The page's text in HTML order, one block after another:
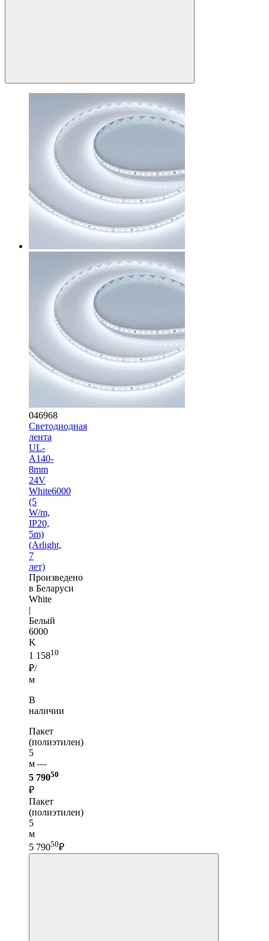
046968
Светодиодная
лента
UL-
A140-
8mm
24V
White6000
(5
W/m,
IP20,
5m)
(Arlight,
7
лет)
Произведено
в Беларуси
White
|
Белый
6000
K
1 15810
₽/
м
В
наличии
Пакет
(полиэтилен)
5
м —
5 79050
₽
Пакет
(полиэтилен)
5
м
5 79050₽